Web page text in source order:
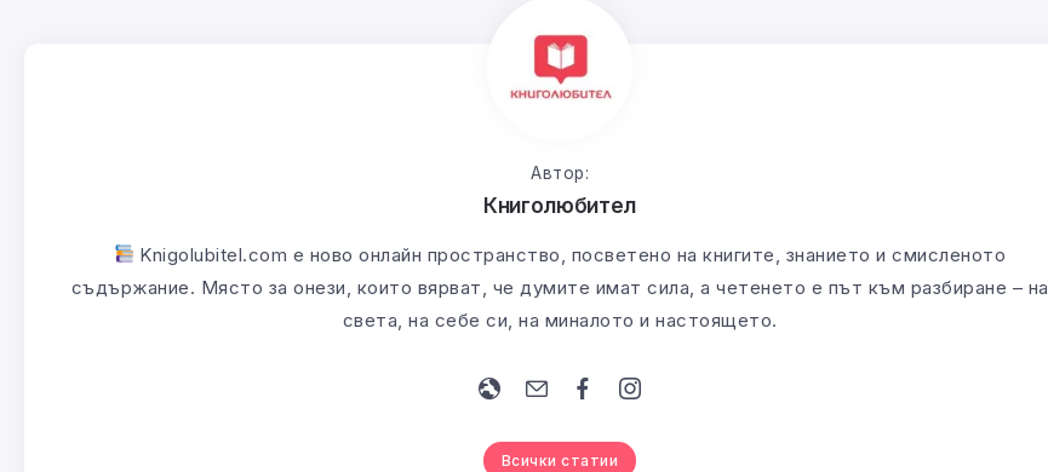
Автор:
Книголюбител
Knigolubitel.com е ново онлайн пространство, посветено на книгите, знанието и смисленото
съдържание. Място за онези, които вярват, че думите имат сила, а четенето е път към разбиране – на
света, на себе си, на миналото и настоящето.
Всички статии